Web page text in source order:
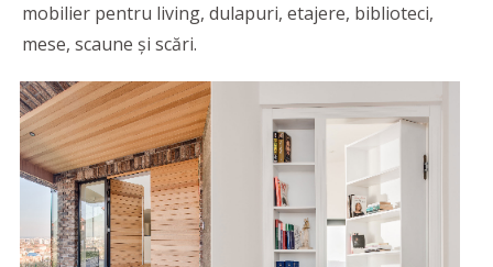
mobilier pentru living, dulapuri, etajere, biblioteci,
mese, scaune și scări.